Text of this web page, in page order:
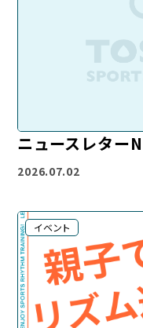
ニュースレター
2026.07.02
イベント